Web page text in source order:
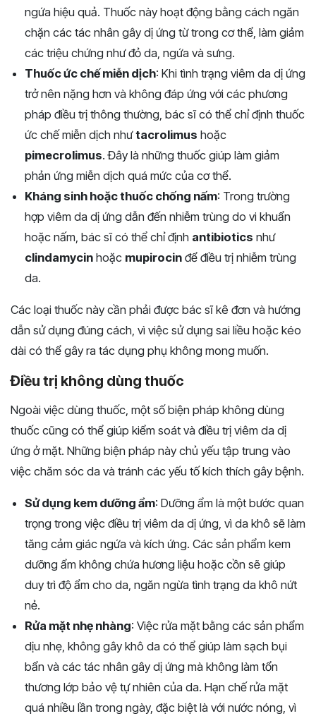
ngứa hiệu quả. Thuốc này hoạt động bằng cách ngăn
chặn các tác nhân gây dị ứng từ trong cơ thể, làm giảm
các triệu chứng như đỏ da, ngứa và sưng.
Thuốc ức chế miễn dịch: Khi tình trạng viêm da dị ứng
trở nên nặng hơn và không đáp ứng với các phương
pháp điều trị thông thường, bác sĩ có thể chỉ định thuốc
ức chế miễn dịch nhưtacrolimus hoặc
pimecrolimus. Đây là những thuốc giúp làm giảm
phản ứng miễn dịch quá mức của cơ thể.
Kháng sinh hoặc thuốc chống nấm: Trong trường
hợp viêm da dị ứng dẫn đến nhiễm trùng do vi khuẩn
hoặc nấm, bác sĩ có thể chỉ định antibiotics như
clindamycin hoặc mupirocin để điều trị nhiễm trùng
da.
Các loại thuốc này cần phải được bác sĩ kê đơn và hướng
dẫn sử dụng đúng cách, vì việc sử dụng sai liều hoặc kéo
dài có thể gây ra tác dụng phụ không mong muốn.
Điều trị không dùng thuốc
Ngoài việc dùng thuốc, một số biện pháp không dùng
thuốc cũng có thể giúp kiểm soát và điều trị viêm da dị
ứng ở mặt. Những biện pháp này chủ yếu tập trung vào
việc chăm sóc da và tránh các yếu tố kích thích gây bệnh.
Sử dụng kem dưỡng ẩm: Dưỡng ẩm là một bước quan
trọng trong việc điều trị viêm da dị ứng, vì da khô sẽ làm
tăng cảm giác ngứa và kích ứng. Các sản phẩm kem
dưỡng ẩm không chứa hương liệu hoặc cồn sẽ giúp
duy trì độ ẩm cho da, ngăn ngừa tình trạng da khô nứt
nẻ.
Rửa mặt nhẹ nhàng: Việc rửa mặt bằng các sản phẩm
dịu nhẹ, không gây khô da có thể giúp làm sạch bụi
bẩn và các tác nhân gây dị ứng mà không làm tổn
thương lớp bảo vệ tự nhiên của da. Hạn chế rửa mặt
quá nhiều lần trong ngày, đặc biệt là với nước nóng, vì